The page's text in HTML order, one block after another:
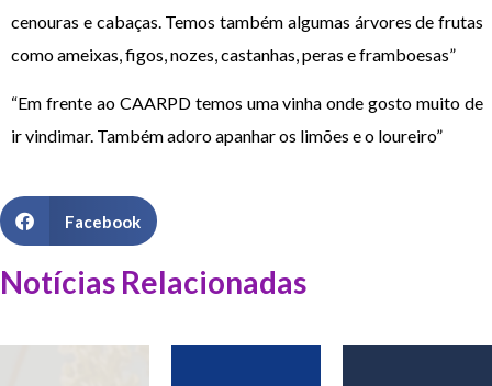
cenouras e cabaças. Temos também algumas árvores de frutas
como ameixas, figos, nozes, castanhas, peras e framboesas”
“Em frente ao CAARPD temos uma vinha onde gosto muito de
ir vindimar. Também adoro apanhar os limões e o loureiro”
Facebook
Notícias Relacionadas